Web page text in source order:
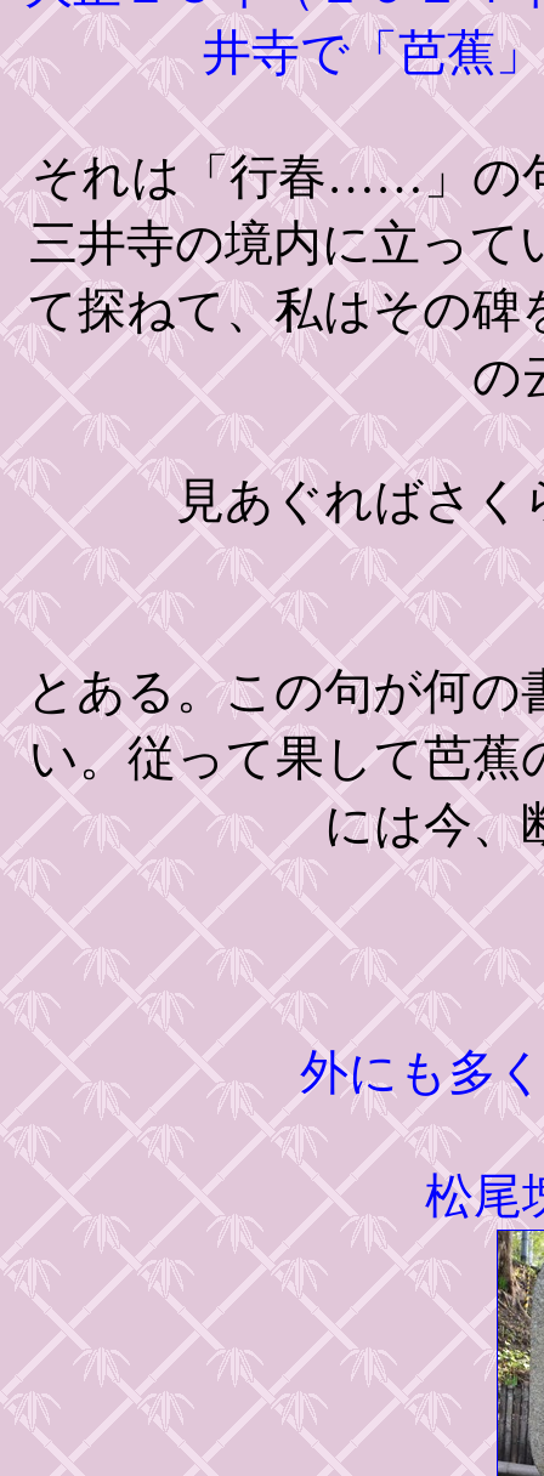
井寺で「芭蕉
それは「行春……」の
三井寺の境内に立って
て探ねて、私はその碑
の
見あぐればさく
とある。この句が何の
い。従って果して芭蕉
には今、
外にも多
松尾